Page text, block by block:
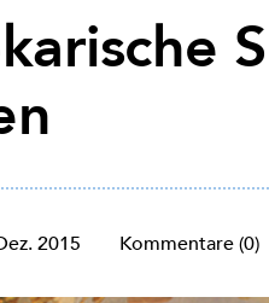
2015 Kommentare (0)